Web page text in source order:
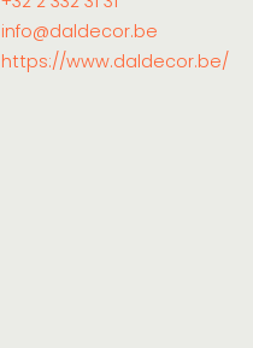
info@daldecor.be
https://www.daldecor.be/